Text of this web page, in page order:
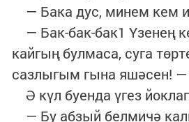
— Бака дус, минем кем
— Бак-бак-бак1 Үзенең
кайгың булмаса, суга
сазлыгым гына яшәсен! —
Ә күл буенда үгез
— Бу абзый белмичә